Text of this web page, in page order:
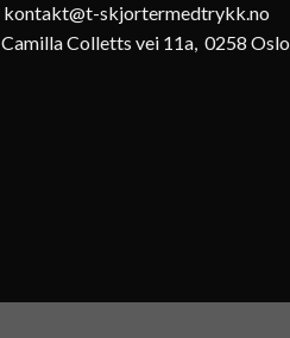
kontakt@t-skjortermedtrykk.no
Camilla Colletts vei 11a, 0258 Oslo